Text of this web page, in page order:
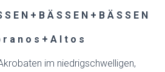
S E N + B Ä S S E N + B Ä S S E N
r a n o s + A l t o s
im niedrigschwelligen,